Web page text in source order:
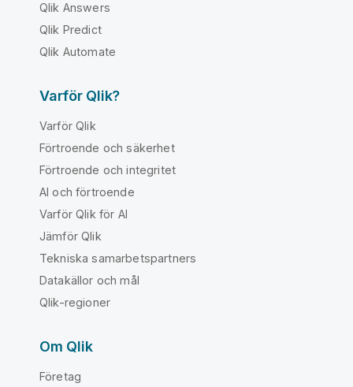
Qlik Answers
Qlik Predict
Qlik Automate
Varför Qlik?
Varför Qlik
Förtroende och säkerhet
Förtroende och integritet
AI och förtroende
Varför Qlik för AI
Jämför Qlik
Tekniska samarbetspartners
Datakällor och mål
Qlik-regioner
Om Qlik
Företag